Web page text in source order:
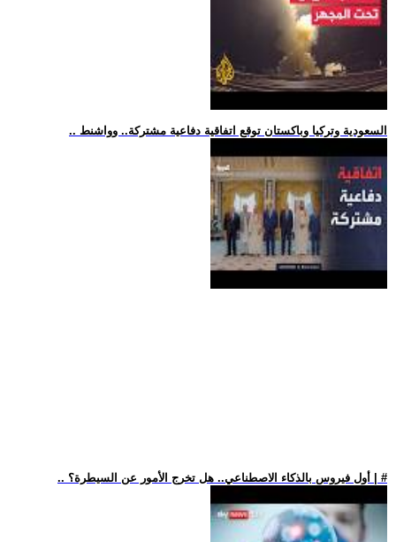
.. السعودية وتركيا وباكستان توقع اتفاقية دفاعية مشتركة.. وواشنط
.. أول فيروس بالذكاء الاصطناعي.. هل تخرج الأمور عن السيطرة؟ | #